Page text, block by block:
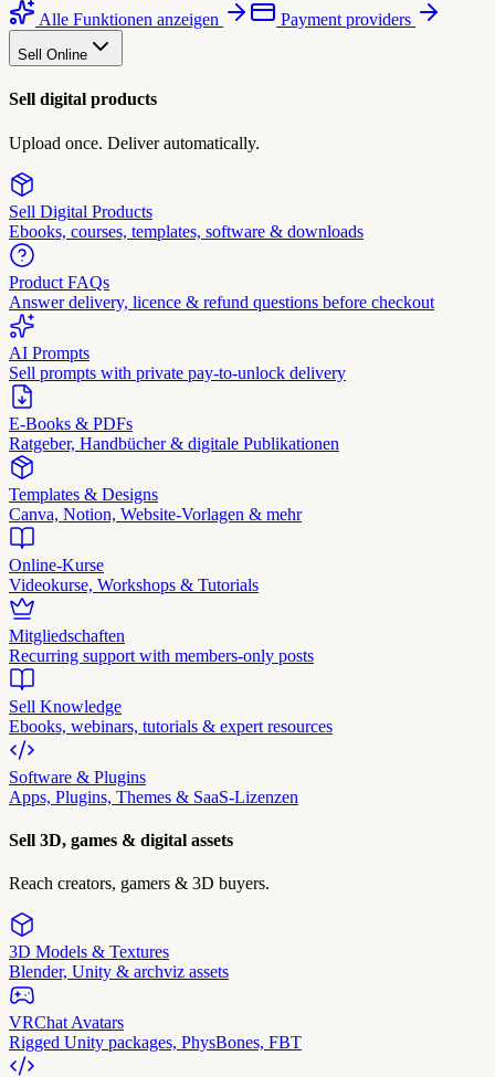
Alle Funktionen anzeigen
Payment providers
Sell Online
Sell digital products
Upload once. Deliver automatically.
Sell Digital Products
Ebooks, courses, templates, software & downloads
Product FAQs
Answer delivery, licence & refund questions before checkout
AI Prompts
Sell prompts with private pay-to-unlock delivery
E-Books & PDFs
Ratgeber, Handbücher & digitale Publikationen
Templates & Designs
Canva, Notion, Website-Vorlagen & mehr
Online-Kurse
Videokurse, Workshops & Tutorials
Mitgliedschaften
Recurring support with members-only posts
Sell Knowledge
Ebooks, webinars, tutorials & expert resources
Software & Plugins
Apps, Plugins, Themes & SaaS-Lizenzen
Sell 3D, games & digital assets
Reach creators, gamers & 3D buyers.
3D Models & Textures
Blender, Unity & archviz assets
VRChat Avatars
Rigged Unity packages, PhysBones, FBT